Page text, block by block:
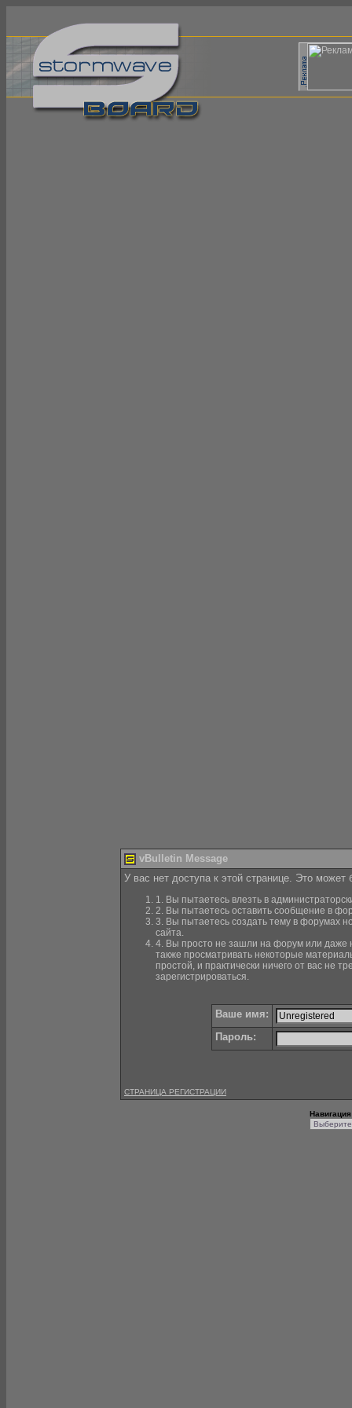
vBulletin Message
У вас нет доступа к этой странице. Это
1. Вы пытаетесь влезть в
2. Вы пытаетесь оставить сообщение в
3. Вы пытаетесь создать тему в форумах
сайта.
4. Вы просто не зашли на форум или даже
также просматривать некоторые
простой, и практически ничего от вас не
зарегистрироваться.
Ваше имя:
Пароль:
СТРАНИЦА РЕГИСТРАЦИИ